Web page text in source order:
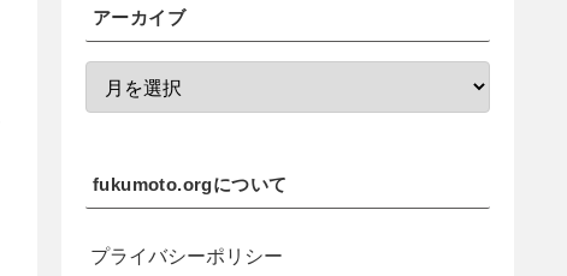
アーカイブ
fukumoto.orgについて
プライバシーポリシー